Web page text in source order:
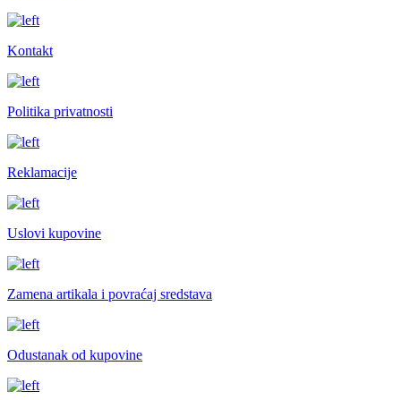
Kontakt
Politika privatnosti
Reklamacije
Uslovi kupovine
Zamena artikala i povraćaj sredstava
Odustanak od kupovine